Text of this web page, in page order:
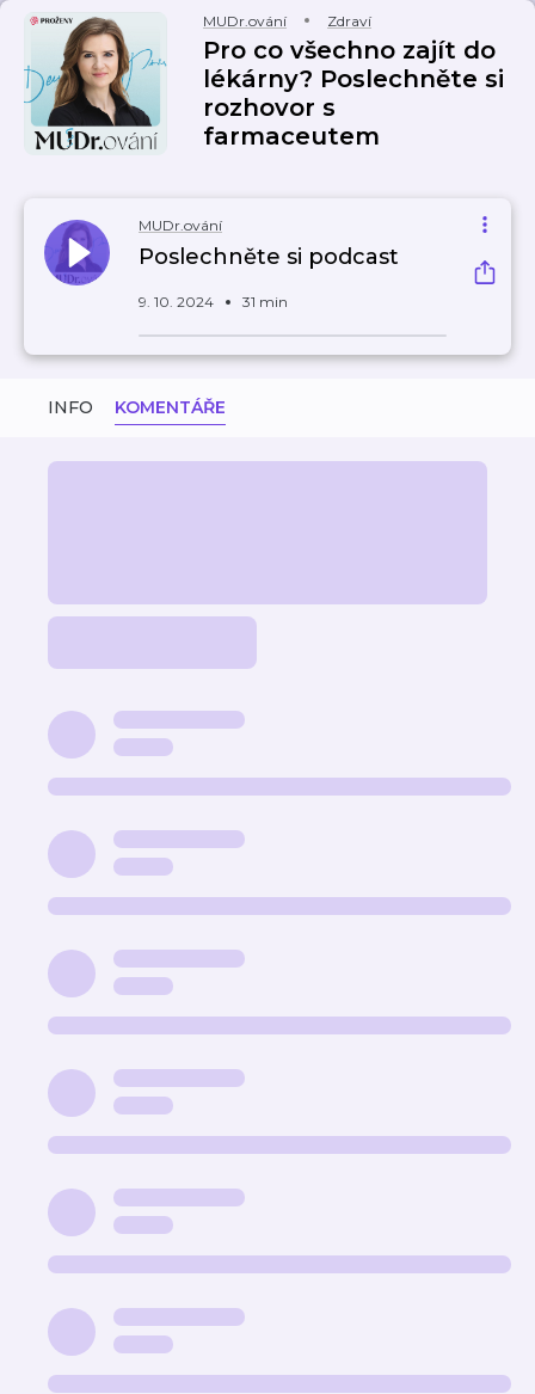
MUDr.ování Zdraví
Pro co všechno zajít do
lékárny? Poslechněte si
rozhovor s
farmaceutem
MUDr.ování
Poslechněte si podcast
9. 10. 2024 31 min
INFO KOMENTÁŘE